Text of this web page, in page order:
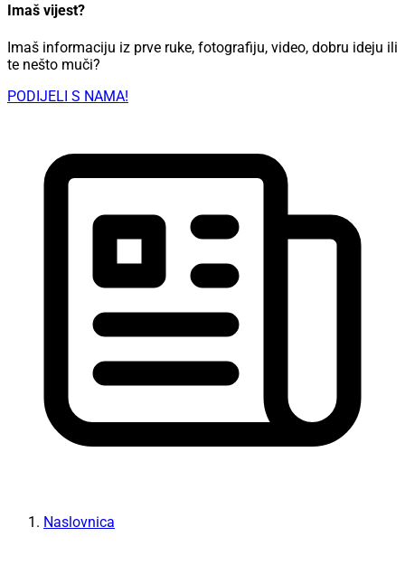
Imaš vijest?
Imaš informaciju iz prve ruke, fotografiju, video, dobru ideju ili
te nešto muči?
PODIJELI S NAMA!
Naslovnica